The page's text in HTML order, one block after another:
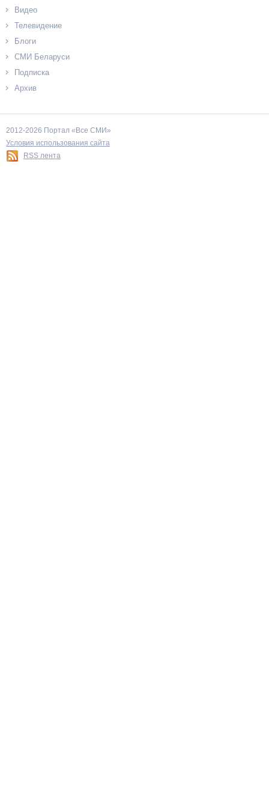
Видео
Телевидение
Блоги
СМИ Беларуси
Подписка
Архив
2012-2026 Портал «Все СМИ»
Условия использования сайта
RSS лента